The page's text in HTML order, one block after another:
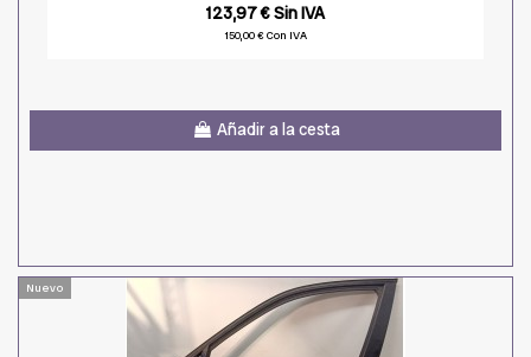
123,97 € Sin IVA
150,00 € Con IVA
Añadir a la cesta
Nuevo